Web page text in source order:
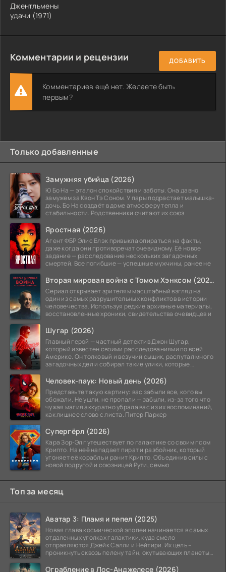
Джентльмены
удачи (1971)
Комментарии и рецензии ДОБАВИТЬ
Комментариев ещё нет. Желаете быть
первым?
Только добавленные
Замужняя убийца (2026)
Ю Бо На — эталон спокойствия и заботы. Она давно
замужем за Квон Тэ Соном. У пары подрастает малышка-
дочь. Бо На создаёт в доме атмосферу тепла и
стабильности. Родственники считают их союз
Яростная (2026)
Агент ФБР Элис Блэк привыкла опираться на факты,
даже когда они противоречат очевидному. Её новое
задание — расследование нескольких загадочных
смертей. Все погибшие — успешные мужчины, ранее не
Вторая мировая война с Томом Хэнксом (2026)
Сериал открывает зрителям масштабный взгляд на
один из самых разрушительных конфликтов в истории
человечества. Используя редкие архивные материалы,
восстановленные хроники, свидетельства очевидцев и
Шугар (2026)
Главный герой — частный детектив Джон Шугар,
который известен своими расследованиями по всей
Америке. Он толковый и везучий сыщик, распутал много
загадочных дел и собирал такие улики, которые
Человек-паук: Новый день (2026)
Представьте такую картину: вас забыли все, кого вы
обожали. Не ушли, не пропали — забыли, из-за того что
чужая магия аккуратно убрала вас из их воспоминаний,
как лишнее слово с листа. Питер Паркер
Супергёрл (2026)
Кара Зор-Эл путешествует по галактике со своим псом
Крипто. На неё нападает пират и разбойник, который
угоняет её корабль и ранит Крипто. Объединив силы с
новой подругой и союзницей Рути, семью
Топ за месяц
Аватар 3: Пламя и пепел (2025)
Новая глава космической эпопеи начинается в самых
отдаленных уголках галактики, куда смело
отправляются Джейк Салли и Нейтири. Их цель –
проникнуть сквозь пелену тайн, окутывающих планеты
Ограбление в Лос-Анджелесе (2026)